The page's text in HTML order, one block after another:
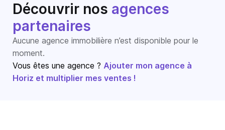
Découvrir nos agences
partenaires
Aucune agence immobilière n’est disponible pour le
moment.
Vous êtes une agence ? Ajouter mon agence à
Horiz et multiplier mes ventes !